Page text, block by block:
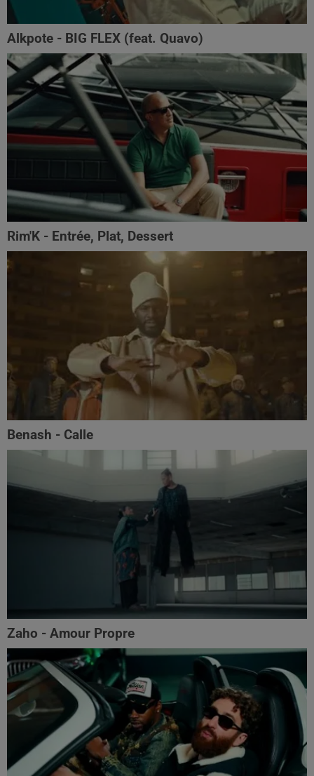
Alkpote - BIG FLEX (feat. Quavo)
Rim'K - Entrée, Plat, Dessert
Benash - Calle
Zaho - Amour Propre